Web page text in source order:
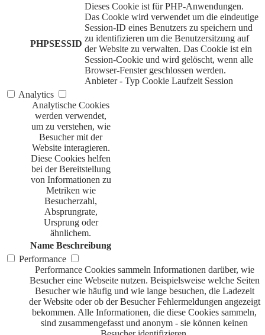
PHPSESSID
Dieses Cookie ist für PHP-Anwendungen.
Das Cookie wird verwendet um die eindeutige
Session-ID eines Benutzers zu speichern und
zu identifizieren um die Benutzersitzung auf
der Website zu verwalten. Das Cookie ist ein
Session-Cookie und wird gelöscht, wenn alle
Browser-Fenster geschlossen werden.
Anbieter - Typ Cookie Laufzeit Session
Analytics
Analytische Cookies
werden verwendet,
um zu verstehen, wie
Besucher mit der
Website interagieren.
Diese Cookies helfen
bei der Bereitstellung
von Informationen zu
Metriken wie
Besucherzahl,
Absprungrate,
Ursprung oder
ähnlichem.
Name Beschreibung
Performance
Performance Cookies sammeln Informationen darüber, wie
Besucher eine Webseite nutzen. Beispielsweise welche Seiten
Besucher wie häufig und wie lange besuchen, die Ladezeit
der Website oder ob der Besucher Fehlermeldungen angezeigt
bekommen. Alle Informationen, die diese Cookies sammeln,
sind zusammengefasst und anonym - sie können keinen